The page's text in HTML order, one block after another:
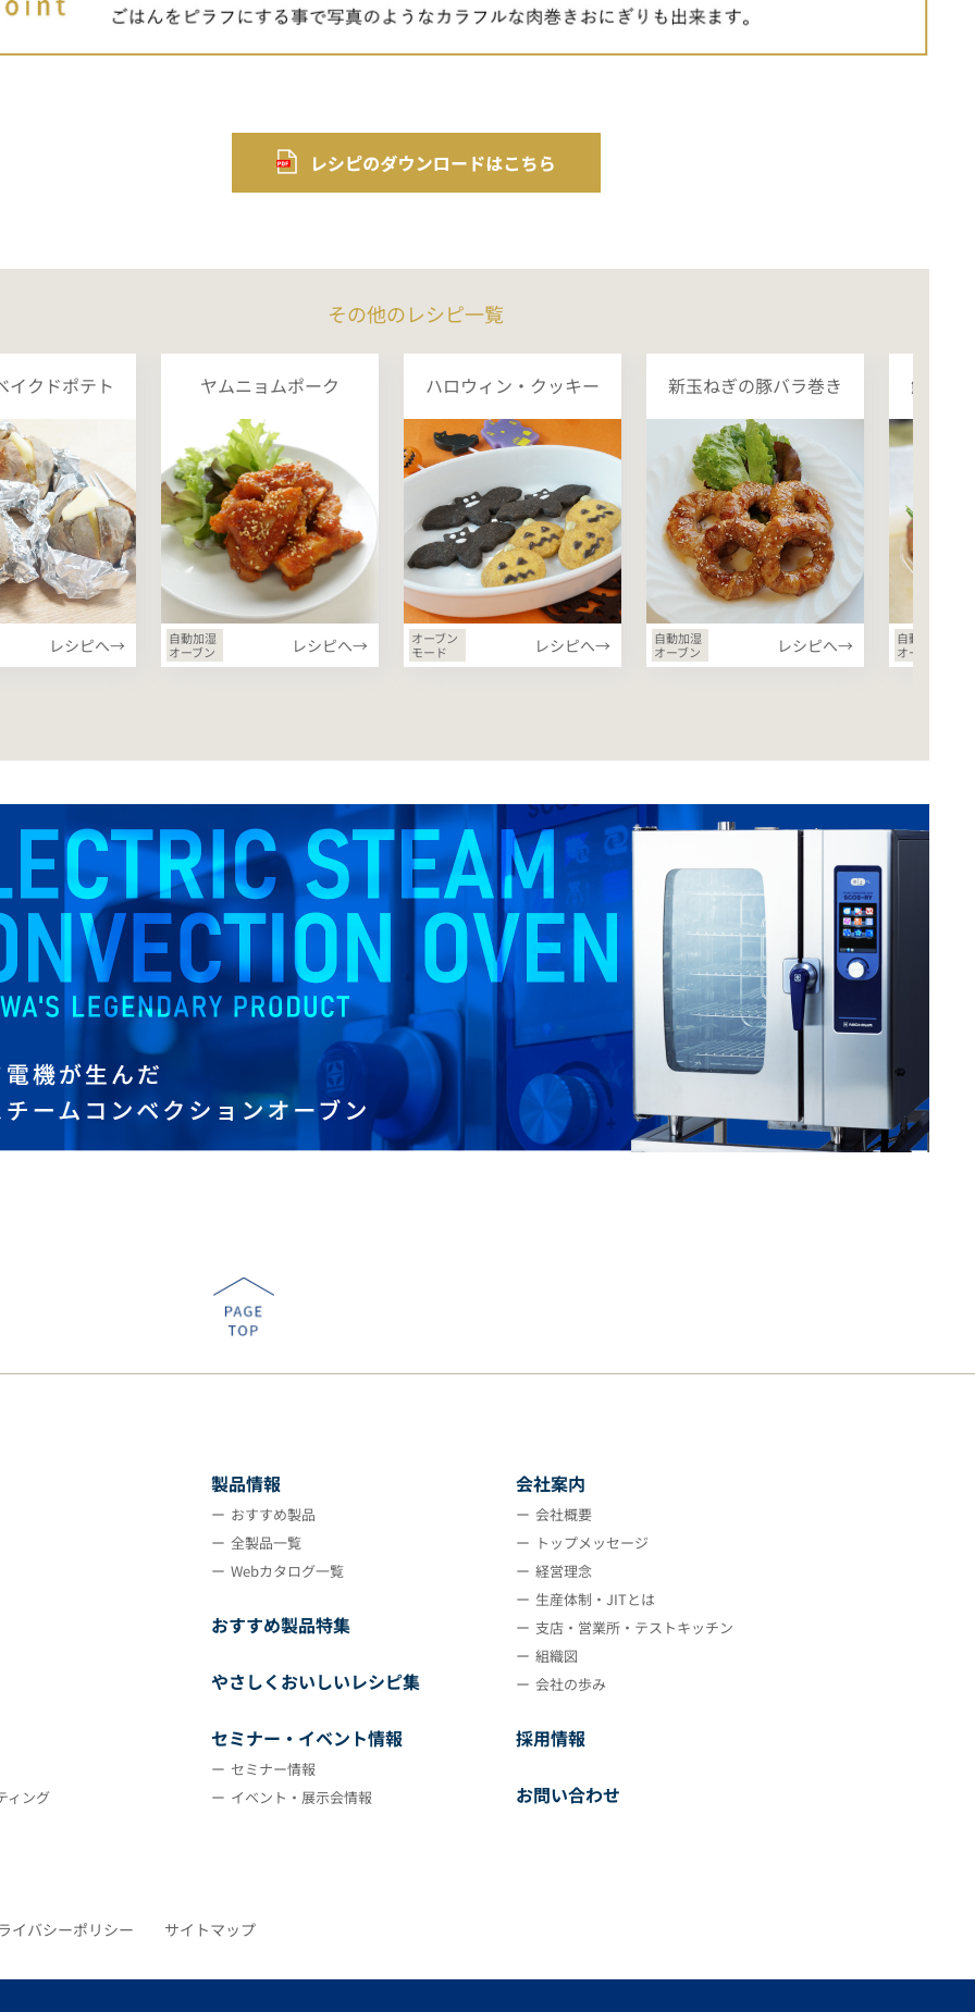
その他のレシピ一覧
イクドポテト
レシピへ→
ヤムニョムポーク
自動加湿
オーブン
レシピへ→
ハロウィン・クッキー
オーブン
モード
レシピへ→
新玉ねぎの豚バラ巻き
自動加湿
オーブン
レシピへ→
鯖と豆
自動加湿
オーブン
ィング
製品情報
おすすめ製品
全製品一覧
Webカタログ一覧
おすすめ製品特集
やさしくおいしいレシピ集
セミナー・イベント情報
セミナー情報
イベント・展示会情報
会社案内
会社概要
トップメッセージ
経営理念
生産体制・JITとは
支店・営業所・テストキッチン
組織図
会社の歩み
採用情報
お問い合わせ
イバシーポリシー サイトマップ